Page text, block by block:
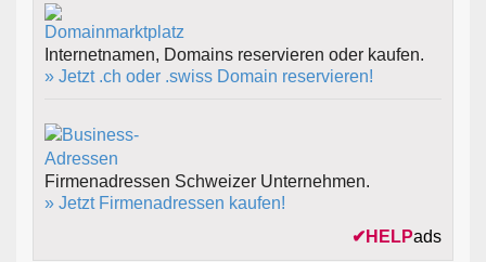
Internetnamen, Domains reservieren oder kaufen.
» Jetzt .ch oder .swiss Domain reservieren!
Firmenadressen Schweizer Unternehmen.
» Jetzt Firmenadressen kaufen!
✔ HELPads